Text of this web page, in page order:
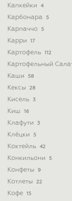
Капкейки 4
Карбонара 5
Карпаччо 5
Карри 17
Картофель 112
Картофельный
Каши 58
Кексы 28
Кисель 3
Киш 16
Клафути 3
Клёцки 5
Коктейль 42
Конкильони 5
Конфеты 9
Котлеты 22
Кофе 15